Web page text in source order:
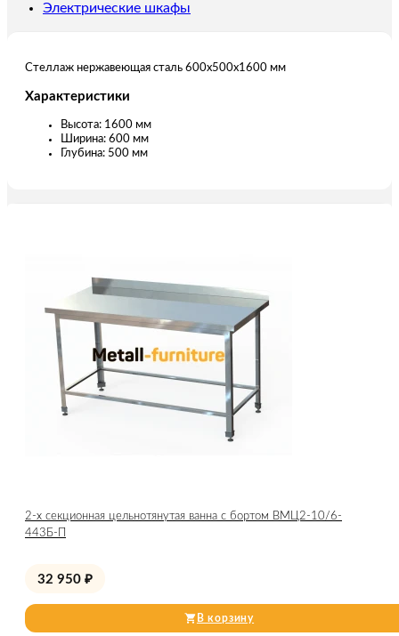
Электрические шкафы
Стеллаж нержавеющая сталь 600х500х1600 мм
Характеристики
Высота: 1600 мм
Ширина: 600 мм
Глубина: 500 мм
2-х секционная цельнотянутая ванна с бортом ВМЦ2-10/6-
443Б-П
32 950 ₽
В корзину